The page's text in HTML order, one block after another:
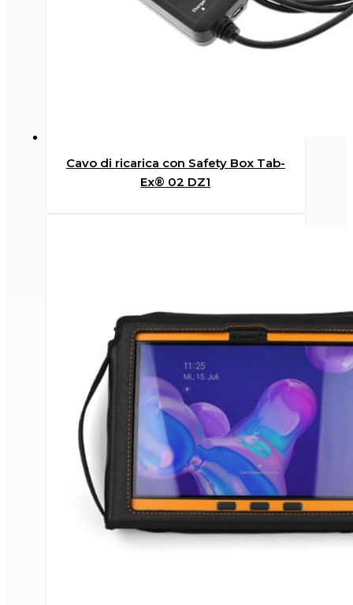
Cavo di ricarica con Safety Box Tab-
Ex® 02 DZ1